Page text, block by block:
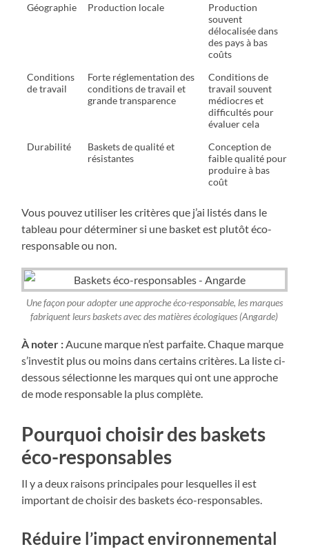
Géographie
Production locale
Production
souvent
délocalisée dans
des pays à bas
coûts
Conditions
de travail
Forte réglementation des
conditions de travail et
grande transparence
Conditions de
travail souvent
médiocres et
difficultés pour
évaluer cela
Durabilité
Baskets de qualité et
résistantes
Conception de
faible qualité pour
produire à bas
coût
Vous pouvez utiliser les critères que j’ai listés dans le
tableau pour déterminer si une basket est plutôt éco-
responsable ou non.
Une façon pour adopter une approche éco-responsable, les marques
fabriquent leurs baskets avec des matières écologiques (Angarde)
À noter :Aucune marque n’est parfaite. Chaque marque
s’investit plus ou moins dans certains critères. La liste ci-
dessous sélectionne les marques qui ont une approche
de mode responsable la plus complète.
Pourquoi choisir des baskets
éco-responsables
Il y a deux raisons principales pour lesquelles il est
important de choisir des baskets éco-responsables.
Réduire l’impact environnemental